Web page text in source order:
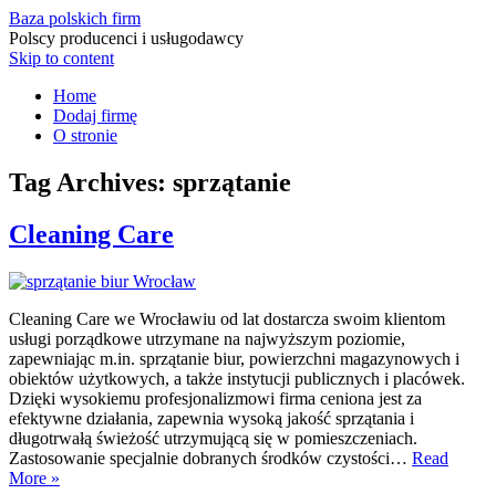
Baza polskich firm
Polscy producenci i usługodawcy
Skip to content
Home
Dodaj firmę
O stronie
Tag Archives: sprzątanie
Cleaning Care
Cleaning Care we Wrocławiu od lat dostarcza swoim klientom
usługi porządkowe utrzymane na najwyższym poziomie,
zapewniając m.in. sprzątanie biur, powierzchni magazynowych i
obiektów użytkowych, a także instytucji publicznych i placówek.
Dzięki wysokiemu profesjonalizmowi firma ceniona jest za
efektywne działania, zapewnia wysoką jakość sprzątania i
długotrwałą świeżość utrzymującą się w pomieszczeniach.
Zastosowanie specjalnie dobranych środków czystości… Read
More »